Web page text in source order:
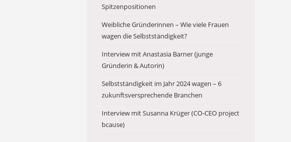
Spitzenpositionen
Weibliche Gründerinnen – Wie viele Frauen
wagen die Selbstständigkeit?
Interview mit Anastasia Barner (junge
Gründerin & Autorin)
Selbstständigkeit im Jahr 2024 wagen – 6
zukunftsversprechende Branchen
Interview mit Susanna Krüger (CO-CEO project
bcause)